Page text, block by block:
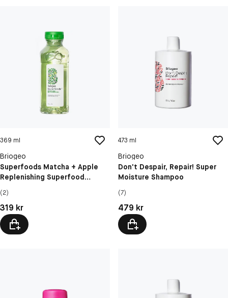
369 ml
Briogeo
Superfoods Matcha + Apple
Replenishing Superfood
(2)
Pris: 319 kr
319 kr
473 ml
Briogeo
Don't Despair, Repair! Super
Moisture Shampoo
(7)
Pris: 479 kr
479 kr